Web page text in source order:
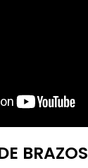
BRAZOS